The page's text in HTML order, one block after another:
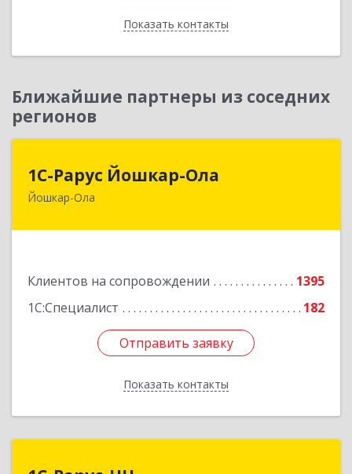
Показать контакты
Назад
Ближайшие партнеры из соседних
регионов
1С-Рарус Йошкар-Ола
Йошкар-Ола
Клиентов на сопровождении
1395
1С:Специалист
182
Отправить заявку
Показать контакты
424004, Марий Эл Респ, Йошкар-Ола г, Волкова
Отправить заявку
Назад